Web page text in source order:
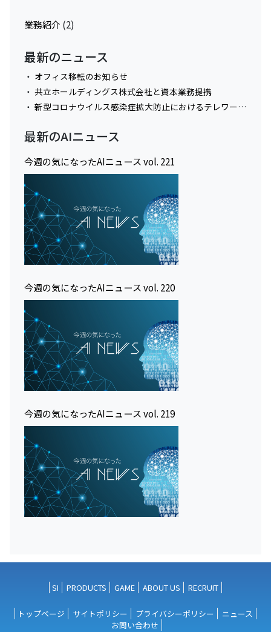
業務紹介 (2)
最新のニュース
オフィス移転のお知らせ
共立ホールディングス株式会社と資本業務提携
新型コロナウイルス感染症拡大防止におけるテレワーク実施に関してのお知らせ
最新のAIニュース
今週の気になったAIニュース vol. 221
今週の気になったAIニュース vol. 220
今週の気になったAIニュース vol. 219
SI PRODUCTS GAME ABOUT US RECRUIT
トップページ サイトポリシー プライバシーポリシー
ニュース
お問い合わせ